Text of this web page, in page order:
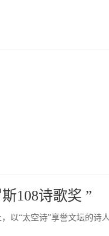
108诗歌奖 ”
以“太空诗”享誉文坛的诗